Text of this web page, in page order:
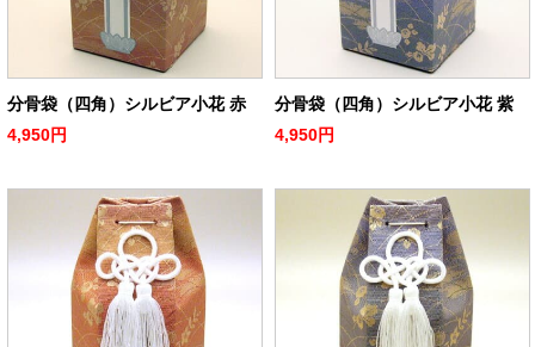
分骨袋（四角）シルビア小花 赤
4,950円
分骨袋（四角）シルビア小花 紫
4,950円